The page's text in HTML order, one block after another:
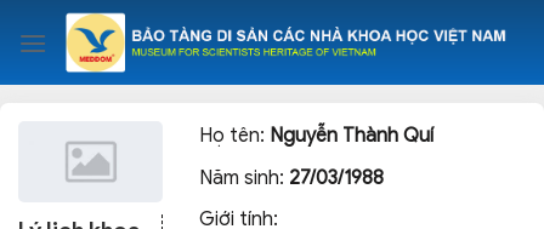
content
Họ tên: Nguyễn Thành Quí
Năm sinh: 27/03/1988
Giới tính: